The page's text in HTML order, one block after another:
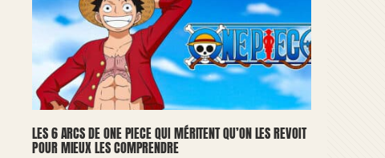
LES 6 ARCS DE ONE PIECE QUI MÉRITENT QU’ON LES REVOIT
POUR MIEUX LES COMPRENDRE